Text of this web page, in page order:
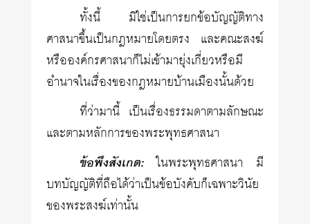
ทั้งนี้ มิใช่เป็นการยกข้อบัญญัติทาง
ศาสนาขึ้นเป็นกฎหมายโดยตรง และคณะสงฆ์
หรือองค์กรศาสนาก็ไม่เข้ามายุ่งเกี่ยวหรือมี
อำนาจในเรื่องของกฎหมายบ้านเมืองนั้นด้วย
ที่ว่ามานี้ เป็นเรื่องธรรมดาตามลักษณะ
และตามหลักการของพระพุทธศาสนา
ข้อพึงสังเกต: ในพระพุทธศาสนา มี
บทบัญญัติที่ถือได้ว่าเป็นข้อบังคับก็เฉพาะวินัย
ของพระสงฆ์เท่านั้น